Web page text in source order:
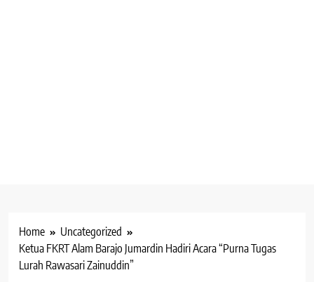
Home
Uncategorized
Ketua FKRT Alam Barajo Jumardin Hadiri Acara “Purna Tugas
Lurah Rawasari Zainuddin”